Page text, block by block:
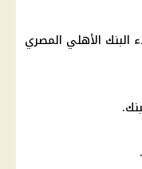
الأهلي المصري